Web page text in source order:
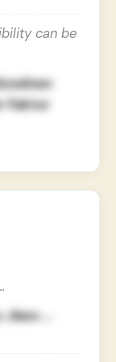
can be
Faktor
…